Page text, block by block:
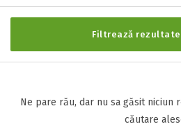
Filtrează
3 stele / margarete
4 stele / margarete
Selecteaza pretul
Ne pare rău, dar nu sa găsit
căutare